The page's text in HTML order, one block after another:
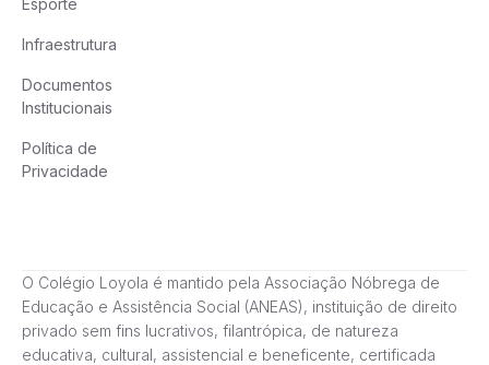
Infraestrutura
Documentos
Institucionais
Política de
Privacidade
O Colégio Loyola é mantido pela Associação Nóbrega de
Educação e Assistência Social (ANEAS), instituição de direito
privado sem fins lucrativos, filantrópica, de natureza
educativa, cultural, assistencial e beneficente, certificada